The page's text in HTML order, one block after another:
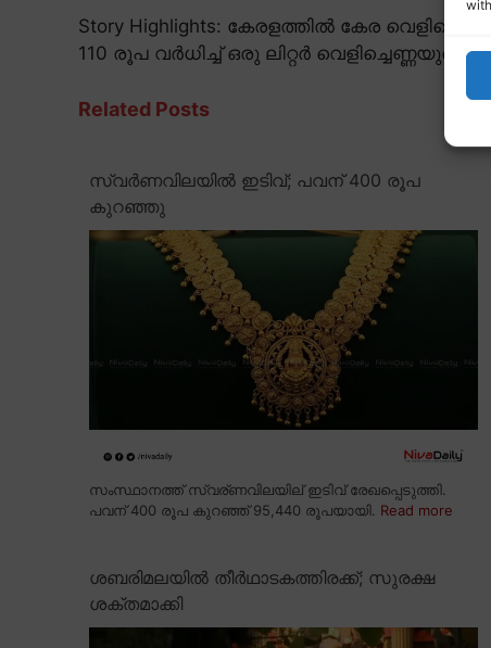
Story Highlights: കേരളത്തിൽ കേര
110 രൂപ വർധിച്ച് ഒരു ലിറ്റർ വെളിച്ചെണ്ണയുടെ
Related Posts
സ്വർണവിലയിൽ ഇടിവ്; പവന് 400 രൂപ
കുറഞ്ഞു
സംസ്ഥാനത്ത് സ്വര്ണവിലയില് ഇടിവ് രേഖപ്പെടുത്തി.
പവന് 400 രൂപ കുറഞ്ഞ് 95,440 രൂപയായി. Read more
ശബരിമലയിൽ തീർഥാടകത്തിരക്ക്; സുരക്ഷ
ശക്തമാക്കി